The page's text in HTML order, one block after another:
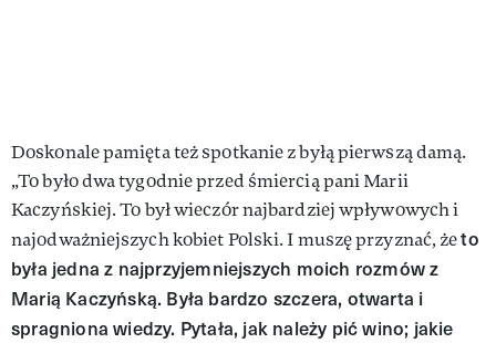
Doskonale pamięta też spotkanie z byłą pierwszą damą.
„To było dwa tygodnie przed śmiercią pani Marii
Kaczyńskiej. To był wieczór najbardziej wpływowych i
najodważniejszych kobiet Polski. I muszę przyznać, żeto
była jedna z najprzyjemniejszych moich rozmów z
Marią Kaczyńską. Była bardzo szczera, otwarta i
spragniona wiedzy. Pytała, jak należy pić wino; jakie